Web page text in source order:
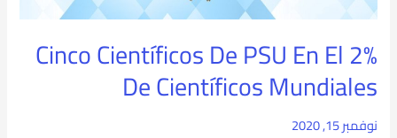
Cinco Científicos De PSU En El 2%
De Científicos Mundiales
نوفمبر 15, 2020
Mundiales